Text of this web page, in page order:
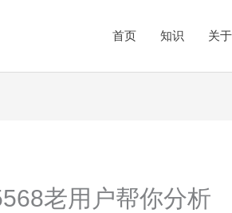
首页 知识 关
老用户帮你分析